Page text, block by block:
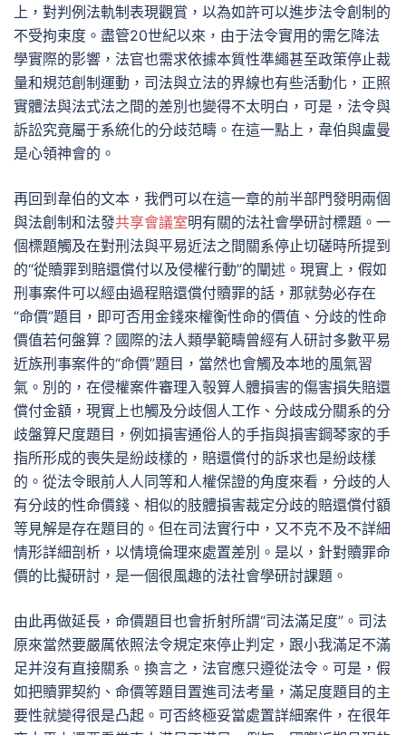
上，對判例法軌制表現觀賞，以為如許可以進步法令創制的
不受拘束度。盡管20世紀以來，由于法令實用的需乞降法
學實際的影響，法官也需求依據本質性準繩甚至政策停止裁
量和規范創制運動，司法與立法的界線也有些活動化，正照
實體法與法式法之間的差別也變得不太明白，可是，法令與
訴訟究竟屬于系統化的分歧范疇。在這一點上，韋伯與盧曼
是心領神會的。
再回到韋伯的文本，我們可以在這一章的前半部門發明兩個
與法創制和法發共享會議室明有關的法社會學研討標題。一
個標題觸及在對刑法與平易近法之間關系停止切磋時所提到
的“從贖罪到賠還償付以及侵權行動”的闡述。現實上，假如
刑事案件可以經由過程賠還償付贖罪的話，那就勢必存在
“命價”題目，即可否用金錢來權衡性命的價值、分歧的性命
價值若何盤算？國際的法人類學範疇曾經有人研討多數平易
近族刑事案件的“命價”題目，當然也會觸及本地的風氣習
氣。別的，在侵權案件審理入彀算人體損害的傷害損失賠還
償付金額，現實上也觸及分歧個人工作、分歧成分關系的分
歧盤算尺度題目，例如損害通俗人的手指與損害鋼琴家的手
指所形成的喪失是紛歧樣的，賠還償付的訴求也是紛歧樣
的。從法令眼前人人同等和人權保證的角度來看，分歧的人
有分歧的性命價錢、相似的肢體損害裁定分歧的賠還償付額
等見解是存在題目的。但在司法實行中，又不克不及不詳細
情形詳細剖析，以情境倫理來處置差別。是以，針對贖罪命
價的比擬研討，是一個很風趣的法社會學研討課題。
由此再做延長，命價題目也會折射所謂“司法滿足度”。司法
原來當然要嚴厲依照法令規定來停止判定，跟小我滿足不滿
足并沒有直接關系。換言之，法官應只遵從法令。可是，假
如把贖罪契約、命價等題目置進司法考量，滿足度題目的主
要性就變得很是凸起。可否終極妥當處置詳細案件，在很年